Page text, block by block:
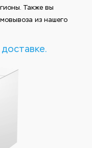
Также вы
из нашего